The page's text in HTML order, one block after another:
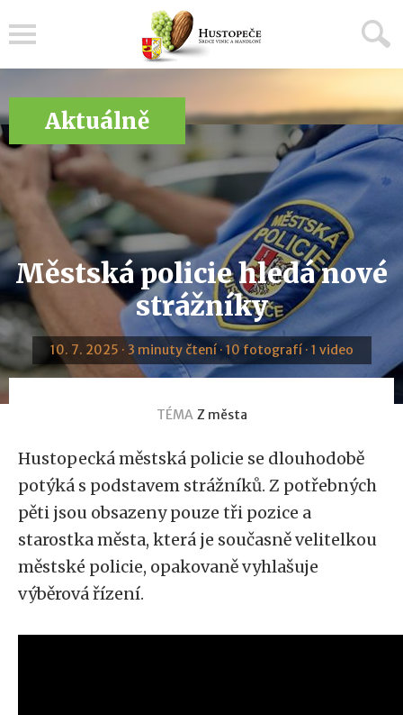
Aktuálně
Městská policie hledá nové
strážníky
10. 7. 2025 · 3 minuty čtení · 10 fotografí · 1 video
TÉMA Z města
Hustopecká městská policie se dlouhodobě
potýká s podstavem strážníků. Z potřebných
pěti jsou obsazeny pouze tři pozice a
starostka města, která je současně velitelkou
městské policie, opakovaně vyhlašuje
výběrová řízení.